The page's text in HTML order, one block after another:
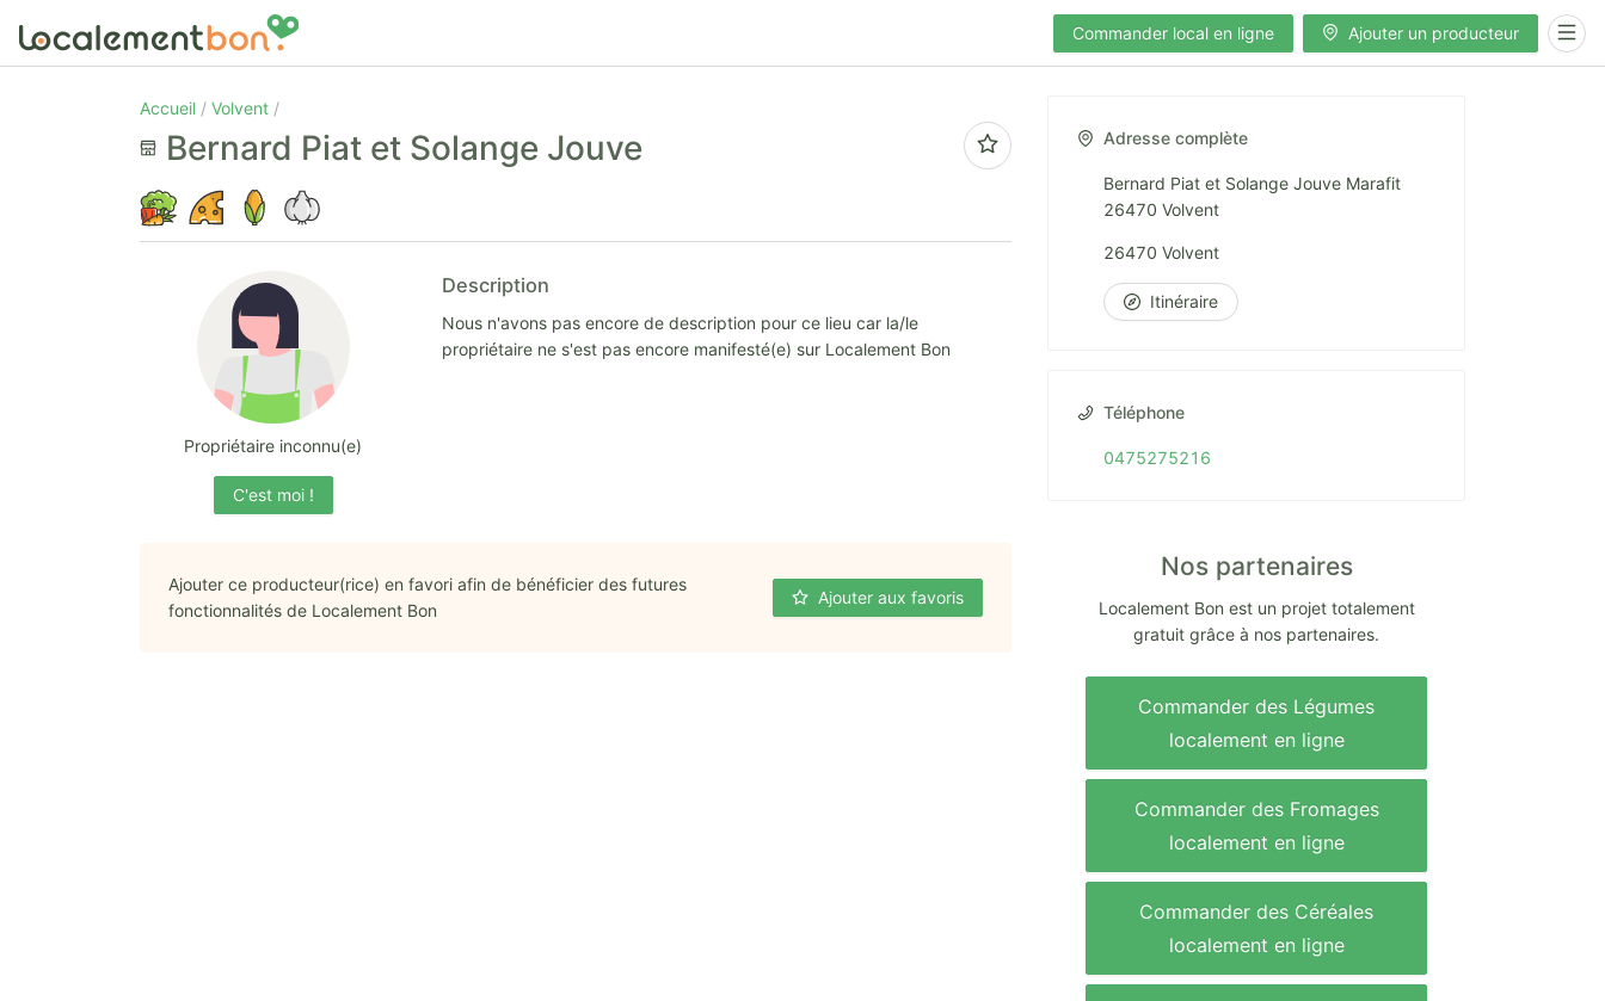
Commander local en ligne Ajouter un producteur
Accueil Volvent
Bernard Piat et Solange Jouve
Propriétaire inconnu(e)
C'est moi !
Description
Nous n'avons pas encore de description pour ce lieu car la/le
propriétaire ne s'est pas encore manifesté(e) sur Localement Bon
Ajouter ce producteur(rice) en favori afin de bénéficier des futures
fonctionnalités de Localement Bon
Ajouter aux favoris
Adresse complète
Bernard Piat et Solange Jouve Marafit
26470 Volvent
26470 Volvent
Itinéraire
Téléphone
0475275216
Nos partenaires
Localement Bon est un projet totalement
gratuit grâce à nos partenaires.
Commander des Légumes
localement en ligne
Commander des Fromages
localement en ligne
Commander des Céréales
localement en ligne